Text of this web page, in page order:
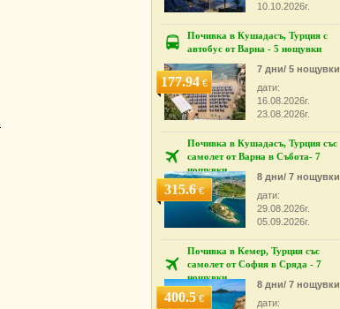
10.10.2026г.
Почивка в Кушадасъ, Турция с
автобус от Варна - 5 нощувки
177.94€
7 дни/ 5 нощувки
дати:
16.08.2026г.
23.08.2026г.
Почивка в Кушадасъ, Турция със
самолет от Варна в Събота- 7
нощувки
315.6€
8 дни/ 7 нощувки
дати:
29.08.2026г.
05.09.2026г.
Почивка в Кемер, Турция със
самолет от София в Сряда - 7
нощувки
400.5€
8 дни/ 7 нощувки
дати: